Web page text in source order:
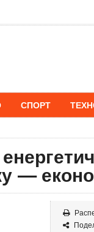
СПОРТ
—